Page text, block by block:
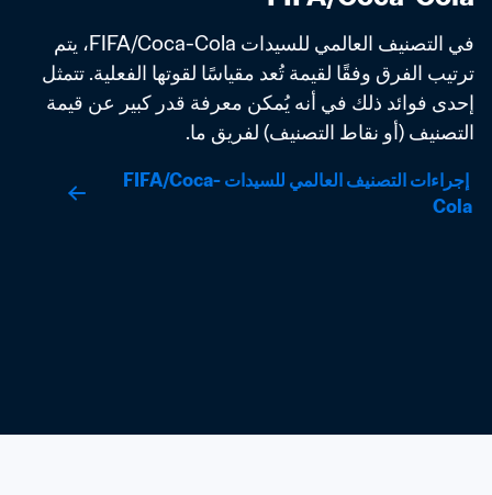
التصنيف (أو نقاط التصنيف) لفريق ما.
إجراءات التصنيف العالمي للسيدات FIFA/Coca-
Cola